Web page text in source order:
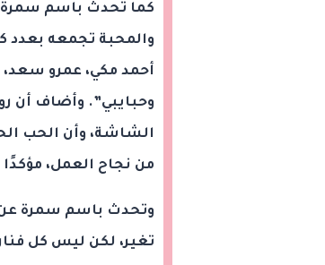
كما تحدث باسم سمرة
والمحبة تجمعه بعدد
أحمد مكي، عمرو سعد،
وحبايبي”. وأضاف أن
الشاشة، وأن الحب
من نجاح العمل،
وتحدث باسم سمرة عن
تغير، لكن ليس كل